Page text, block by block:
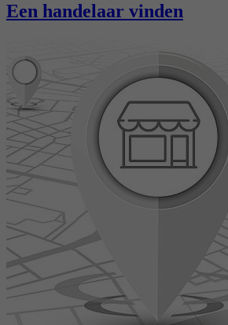
Een handelaar vinden